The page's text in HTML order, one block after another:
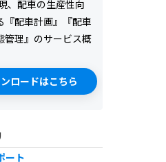
、配車の生産性向
『配車計画』『配車
管理』のサービス概
ロードはこちら
ート